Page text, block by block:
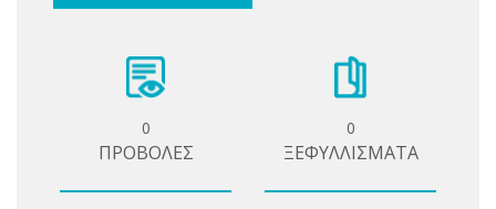
0
ΠΡΟΒΟΛΕΣ
0
ΞΕΦΥΛΛΙΣΜΑΤΑ